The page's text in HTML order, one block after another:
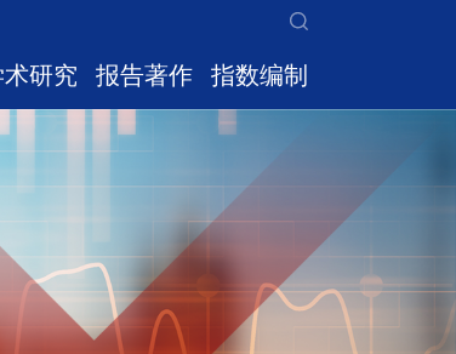
研究 报告著作 指数编制